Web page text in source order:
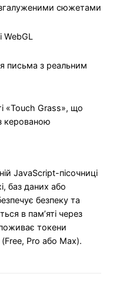
сюжетами
WebGL
письма з реальним
«Touch Grass», що
керованою
JavaScript-пісочниці
баз даних або
безпеку та
в пам’яті через
токени
Pro або Max).